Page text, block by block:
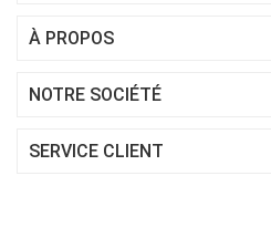
À PROPOS
NOTRE SOCIÉTÉ
SERVICE CLIENT